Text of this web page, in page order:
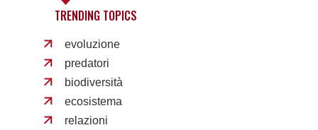
TRENDING TOPICS
evoluzione
predatori
biodiversità
ecosistema
relazioni